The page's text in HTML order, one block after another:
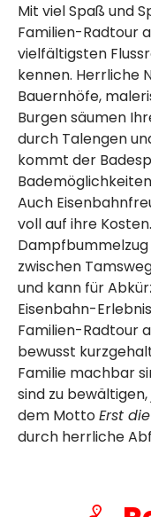
Mit viel Spaß und
Familien-Radtour
vielfältigsten
kennen. Herrliche
Bauernhöfe,
Burgen säumen
durch Talengen
kommt der
Auch
voll auf ihre
zwischen
und kann für
Eisenbahn-
Familien-Radtour
bewusst
Familie machbar
sind zu
dem MottoErst
durch herrliche